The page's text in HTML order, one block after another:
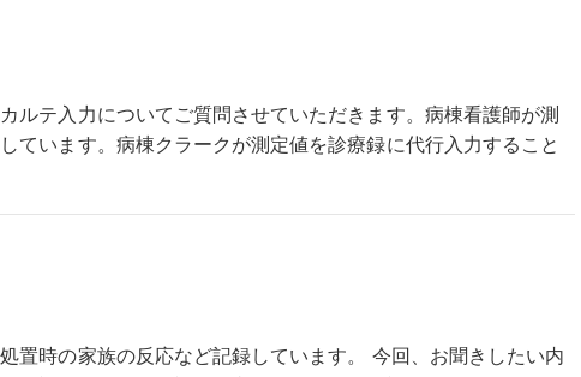
ルテ入力についてご質問させていただきます。病棟看護師が測
ています。病棟クラークが測定値を診療録に代行入力すること
置時の家族の反応など記録しています。 今回、お聞きしたい内